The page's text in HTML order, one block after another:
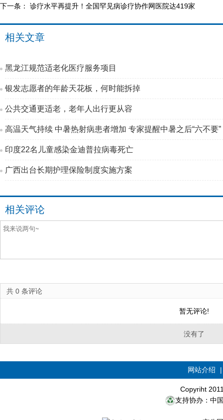
下一条： 诊疗水平再提升！全国罕见病诊疗协作网医院达419家
相关文章
黑龙江规范适老化医疗服务项目
银发志愿者的年龄天花板，何时能拆掉
公共交通更适老，老年人出行更从容
高温天气持续 中暑热射病患者增加 专家提醒中暑之后“六不要”
印度22名儿童感染金迪普拉病毒死亡
广西出台长期护理保险制度实施方案
相关评论
共 0 条评论
暂无评论!
没有了
网站介绍
Copyriht
支持协办：中